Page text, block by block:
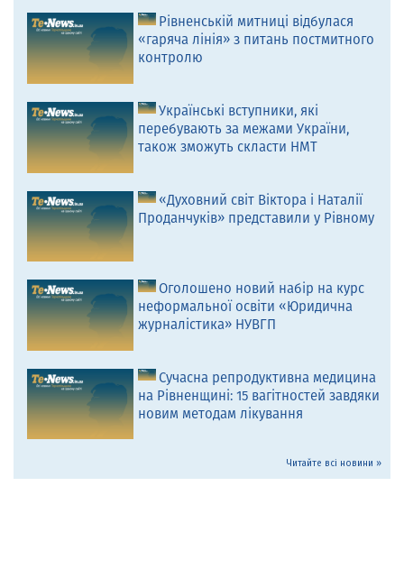
Рівненській митниці відбулася
«гаряча лінія» з питань постмитного
контролю
Українські вступники, які
перебувають за межами України,
також зможуть скласти НМТ
«Духовний світ Віктора і Наталії
Проданчуків» представили у Рівному
Оголошено новий набір на курс
неформальної освіти «Юридична
журналістика» НУВГП
Сучасна репродуктивна медицина
на Рівненщині: 15 вагітностей завдяки
новим методам лікування
Читайте всі новини »